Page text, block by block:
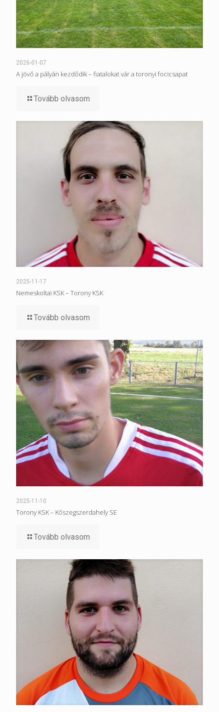
2026-01-07
A jövő a pályán kezdődik – fiatalokat vár a toronyi focicsapat
Tovább olvasom
2025-11-17
Nemeskoltai KSK – Torony KSK
Tovább olvasom
2025-11-10
Torony KSK – Kőszegszerdahely SE
Tovább olvasom